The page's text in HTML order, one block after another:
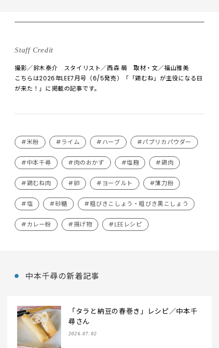
Staff Credit
撮影／鈴木泰介 スタイリスト／西森 萌 取材・文／福山雅美
こちらは2026年LEE7月号（6/5発売）「「鶏むね」が主役になる日
が来た！」に掲載の記事です。
#米粉 #ライム #ハーブ #パプリカパウダー
#中本千尋 #肉のおかず #塩麹 #鶏肉
#鶏むね肉 #卵 #ヨーグルト #薄力粉
#塩 #砂糖 #粗びきこしょう・粗びき黒こしょう
#カレー粉 #揚げ物 #LEEレシピ
中本千尋の新着記事
「タラと納豆の春巻き」レシピ／中本千
尋さん
2026.07.02